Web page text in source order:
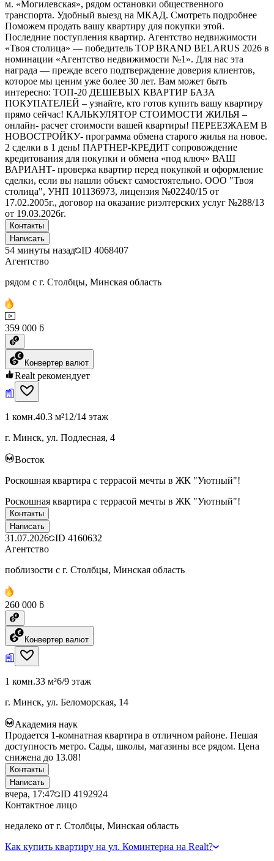
м. «Могилевская», рядом остановки общественного
транспорта. Удобный выезд на МКАД. Смотреть подробнее
Поможем продать вашу квартиру для покупки этой.
Последние поступления квартир. Агентство недвижимости
«Твоя столица» — победитель TOP BRAND BELARUS 2026 в
номинации «Агентство недвижимости №1». Для нас эта
награда — прежде всего подтверждение доверия клиентов,
которое мы ценим уже более 30 лет. Вам может быть
интересно: ТОП-20 ДЕШЕВЫХ КВАРТИР БАЗА
ПОКУПАТЕЛЕЙ – узнайте, кто готов купить вашу квартиру
прямо сейчас! КАЛЬКУЛЯТОР СТОИМОСТИ ЖИЛЬЯ –
онлайн- расчет стоимости вашей квартиры! ПЕРЕЕЗЖАЕМ В
НОВОСТРОЙКУ- программа обмена старого жилья на новое.
2 сделки в 1 день! ПАРТНЕР-КРЕДИТ сопровождение
кредитования для покупки и обмена «под ключ» ВАШ
ВАРИАНТ- проверка квартир перед покупкой и оформление
сделки, если вы нашли объект самостоятельно. ООО "Твоя
столица", УНП 101136973, лицензия №02240/15 от
17.02.2005г., договор на оказание риэлтерских услуг №288/13
от 19.03.2026г.
Контакты
Написать
54 минуты назад ID 4068407
Агентство
рядом с г. Столбцы, Минская область
359 000 ƃ
Конвертер валют
Realt рекомендует
1 комн.40.3 м²12/14 этаж
г. Минск, ул. Подлесная, 4
Восток
Роскошная квартира с террасой мечты в ЖК "Уютный"!
Роскошная квартира с террасой мечты в ЖК "Уютный"!
Контакты
Написать
31.07.2026 ID 4160632
Агентство
поблизости с г. Столбцы, Минская область
260 000 ƃ
Конвертер валют
1 комн.33 м²6/9 этаж
г. Минск, ул. Беломорская, 14
Академия наук
Продается 1-комнатная квартира в отличном районе. Пешая
доступность метро. Сады, школы, магазины все рядом. Цена
снижена до 13.08!
Контакты
Написать
вчера, 17:47 ID 4192924
Контактное лицо
недалеко от г. Столбцы, Минская область
Как купить квартиру на ул. Коминтерна на Realt?